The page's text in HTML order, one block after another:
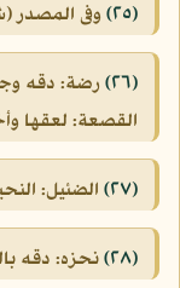
(٢٥) وفى المصدر
(٢٦)
رضة: دقه
القصعة: لعقها
(٢٧) الضئيل:
(٢٨) نحزه: دقه